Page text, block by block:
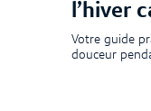
l’hiver
Votre guide
douceur